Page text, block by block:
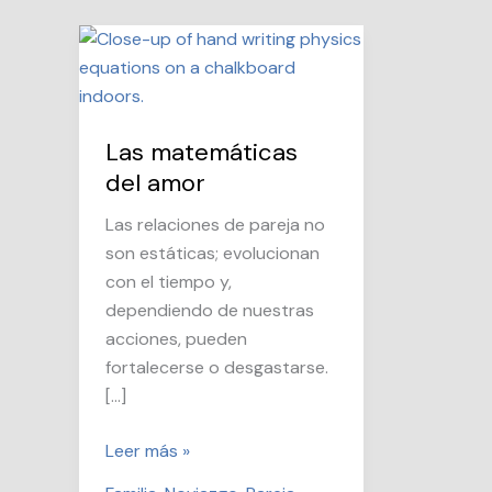
Las matemáticas
del amor
Las relaciones de pareja no
son estáticas; evolucionan
con el tiempo y,
dependiendo de nuestras
acciones, pueden
fortalecerse o desgastarse.
[…]
Las
Leer más »